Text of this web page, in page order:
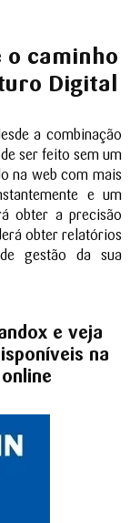
o caminho
Digital
a combinação
ser feito sem um
na web com mais
e um
obter a precisão
obter relatórios
gestão da sua
e veja
na